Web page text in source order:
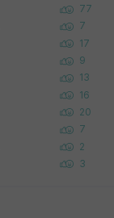
77
7
17
9
13
16
20
7
2
3